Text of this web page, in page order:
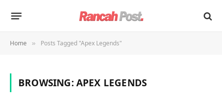
Home » Posts Tagged "Apex Legends"
BROWSING:APEX LEGENDS